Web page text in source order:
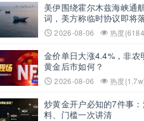
美伊围绕霍尔木兹海峡通
词，美方称临时协议即将
坚称仅与阿曼双边磋商、
决于美方态度
2026-08-06 热度
金价单日大涨4.4%，非农
黄金后市如何？
2026-08-06 热度
炒黄金开户必知的7件事
料、门槛一次讲清